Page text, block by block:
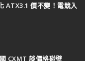
ATX3.1 價不變！電競入
CXMT 談價格碰壁